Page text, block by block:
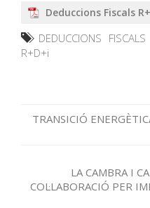
Deduccions Fiscals
DEDUCCIONS FISCALS
R+D+i
TRANSICIÓ
LA CAMBRA I
COL·LABORACIÓ PER